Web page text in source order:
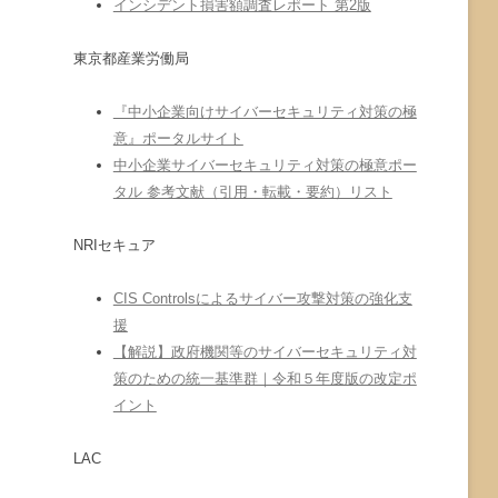
インシデント損害額調査レポート 第2版
東京都産業労働局
『中小企業向けサイバーセキュリティ対策の極
意』ポータルサイト
中小企業サイバーセキュリティ対策の極意ポー
タル 参考文献（引用・転載・要約）リスト
NRIセキュア
CIS Controlsによるサイバー攻撃対策の強化支
援
【解説】政府機関等のサイバーセキュリティ対
策のための統一基準群｜令和５年度版の改定ポ
イント
LAC